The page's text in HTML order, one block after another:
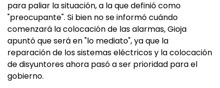
para paliar la situación, a la que definió como
"preocupante". Si bien no se informó cuándo
comenzará la colocación de las alarmas, Gioja
apuntó que será en "lo mediato", ya que la
reparación de los sistemas eléctricos y la colocación
de disyuntores ahora pasó a ser prioridad para el
gobierno.